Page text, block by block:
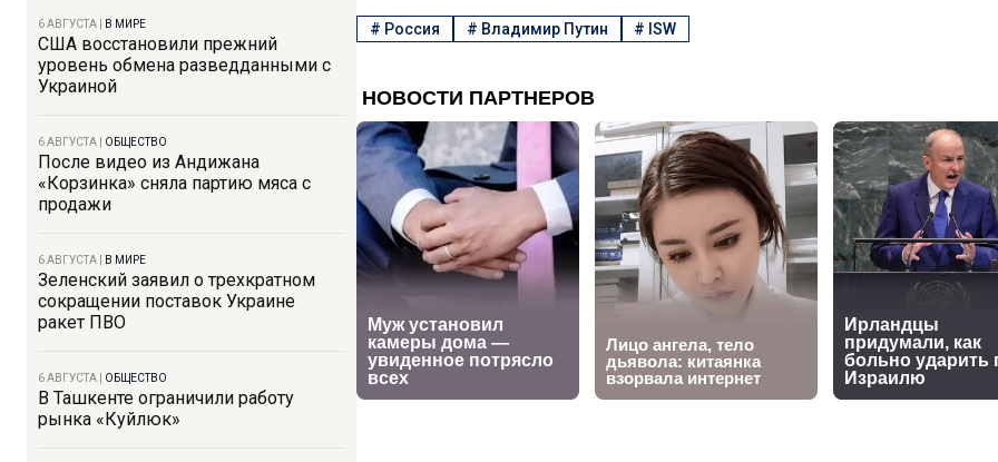
6 АВГУСТА В МИРЕ
США восстановили прежний
уровень обмена разведданными с
Украиной
6 АВГУСТА ОБЩЕСТВО
После видео из Андижана
«Корзинка» сняла партию мяса с
продажи
6 АВГУСТА В МИРЕ
Зеленский заявил о трехкратном
сокращении поставок Украине
ракет ПВО
6 АВГУСТА ОБЩЕСТВО
В Ташкенте ограничили работу
рынка «Куйлюк»
# Россия # Владимир Путин # ISW